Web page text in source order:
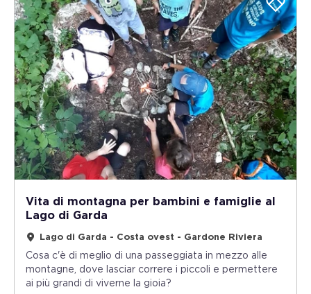
Vita di montagna per bambini e famiglie al
Lago di Garda
Lago di Garda - Costa ovest - Gardone Riviera
Cosa c'è di meglio di una passeggiata in mezzo alle
montagne, dove lasciar correre i piccoli e permettere
ai più grandi di viverne la gioia?